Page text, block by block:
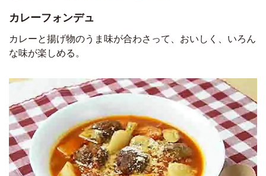
カレーフォンデュ
カレーと揚げ物のうま味が合わさって、おいしく、いろん
な味が楽しめる。